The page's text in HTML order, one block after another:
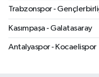
Trabzonspor -
Kasımpaşa - Galatasaray
Antalyaspor - Kocaelispor